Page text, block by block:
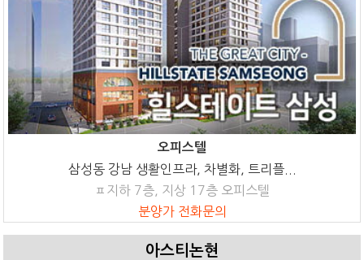
오피스텔
삼성동 강남 생활인프라, 차별화, 트리플...
ㅍ지하 7층, 지상 17층 오피스텔
분양가 전화문의
아스티논현